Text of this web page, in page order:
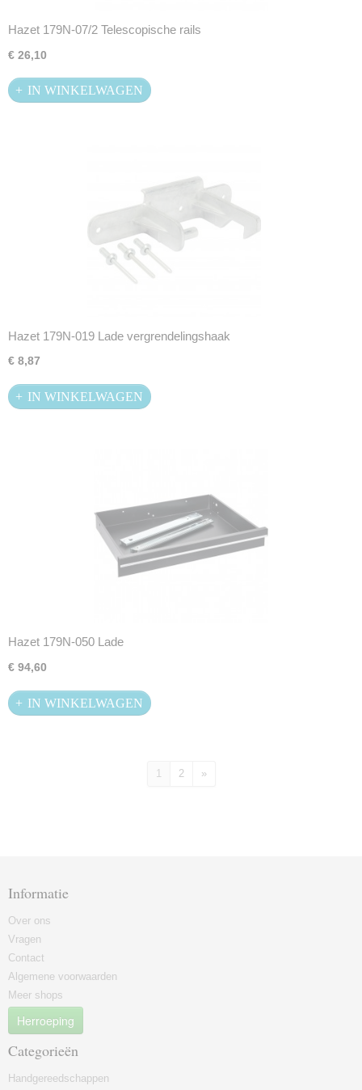
Hazet 179N-07/2 Telescopische rails
€ 26,10
IN WINKELWAGEN
Hazet 179N-019 Lade vergrendelingshaak
€ 8,87
IN WINKELWAGEN
Hazet 179N-050 Lade
€ 94,60
IN WINKELWAGEN
1 2 »
Informatie
Over ons
Vragen
Contact
Algemene voorwaarden
Meer shops
Herroeping
Categorieën
Handgereedschappen